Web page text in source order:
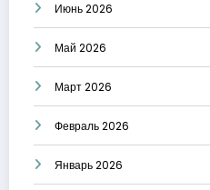
Июнь 2026
Май 2026
Март 2026
Февраль 2026
Январь 2026